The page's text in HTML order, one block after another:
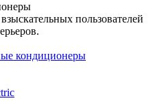
пользователей
кондиционеры